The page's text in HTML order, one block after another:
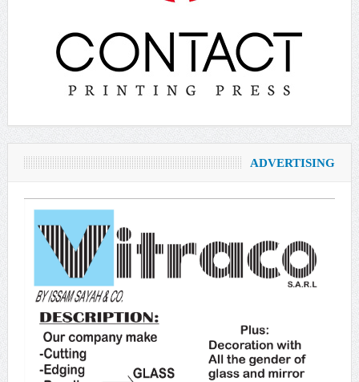
ADVERTISING